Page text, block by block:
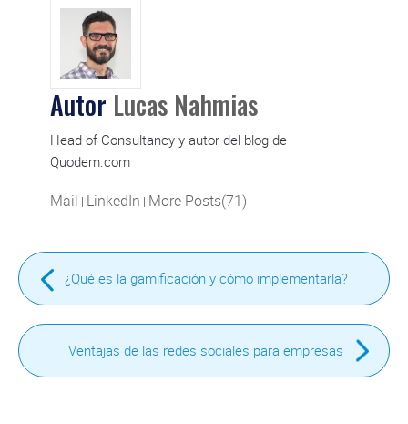
Autor Lucas Nahmias
Head of Consultancy y autor del blog de
Quodem.com
Mail | LinkedIn | More Posts(71)
¿Qué es la gamificación y cómo implementarla?
Ventajas de las redes sociales para empresas